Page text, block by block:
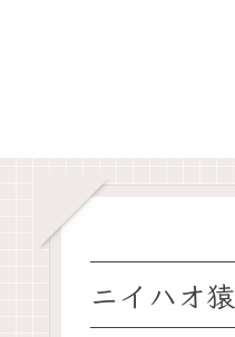
ニイハオ猿